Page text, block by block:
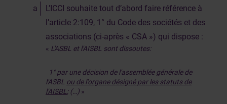
L’ICCI souhaite tout d’abord faire référence à
l’article 2:109, 1° du Code des sociétés et des
associations (ci-après « CSA ») qui dispose :
« L'ASBL et l'AISBL sont dissoutes:
1° par une décision de l'assemblée générale de
l'ASBL ou de l'organe désigné par les statuts de
l'AISBL ; (…) »